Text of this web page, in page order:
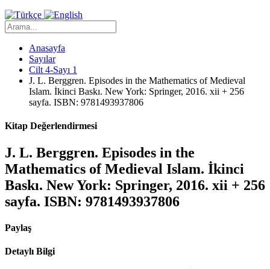
Anasayfa
Sayılar
Cilt 4-Sayı 1
J. L. Berggren. Episodes in the Mathematics of Medieval
Islam. İkinci Baskı. New York: Springer, 2016. xii + 256
sayfa. ISBN: 9781493937806
Kitap Değerlendirmesi
J. L. Berggren. Episodes in the
Mathematics of Medieval Islam. İkinci
Baskı. New York: Springer, 2016. xii + 256
sayfa. ISBN: 9781493937806
Paylaş
Detaylı Bilgi